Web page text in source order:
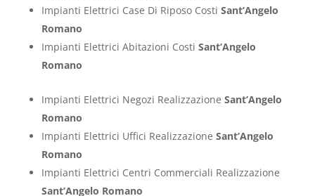
Impianti Elettrici Case Di Riposo Costi Sant’Angelo
Romano
Impianti Elettrici Abitazioni Costi Sant’Angelo
Romano
Impianti Elettrici Negozi Realizzazione Sant’Angelo
Romano
Impianti Elettrici Uffici Realizzazione Sant’Angelo
Romano
Impianti Elettrici Centri Commerciali Realizzazione
Sant’Angelo Romano